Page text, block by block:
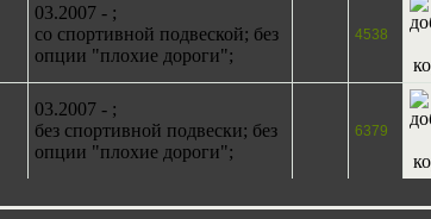
03.2007 - ;
со спортивной подвеской; без
опции "плохие дороги";
4538
03.2007 - ;
без спортивной подвески; без
опции "плохие дороги";
6379